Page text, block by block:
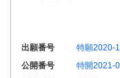
出願番号
特願2020-
公開番号
特開2021-